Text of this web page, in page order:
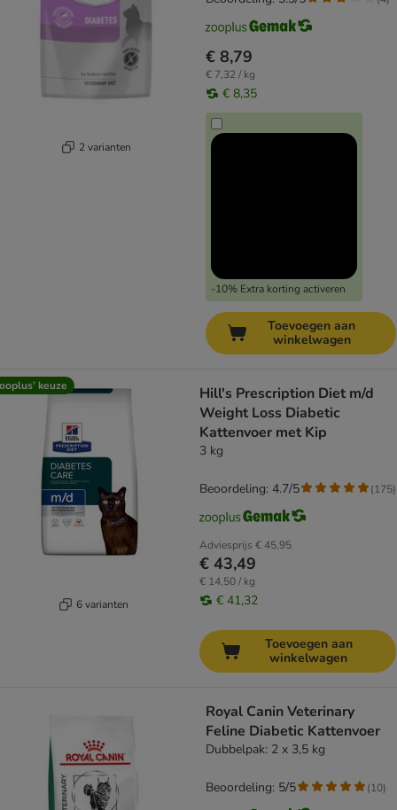
2 varianten
€ 8,79
€ 7,32 / kg
€ 8,35
-10% Extra korting activeren
Toevoegen aan
winkelwagen
keuze
6 varianten
Hill's Prescription Diet m/d
Weight Loss Diabetic
Kattenvoer met Kip
3 kg
Adviesprijs € 45,95
€ 43,49
€ 14,50 / kg
€ 41,32
Beoordeling: 4.7/5 (175)
Toevoegen aan
winkelwagen
Royal Canin Veterinary
Feline Diabetic Kattenvoer
Dubbelpak: 2 x 3,5 kg
Beoordeling: 5/5 (10)